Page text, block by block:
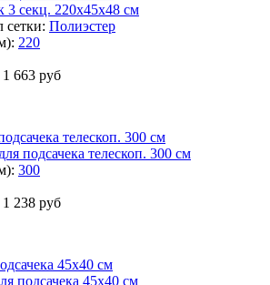
3 секц. 220x45x48 см
сетки: Полиэстер
220
1 663 руб
подсачека телескоп. 300 см
300
1 238 руб
подсачека 45x40 см